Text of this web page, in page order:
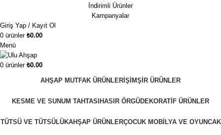
İndirimli Ürünler
Kampanyalar
Giriş Yap / Kayıt Ol
0 ürünler ₺0.00
Menü
0 ürünler ₺0.00
AHŞAP MUTFAK ÜRÜNLERI ŞIMŞIR ÜRÜNLER
KESME VE SUNUM TAHTASI HASIR ÖRGÜDEKORATIF ÜRÜNLER
TÜTSÜ VE TÜTSÜLÜKAHŞAP ÜRÜNLERÇOCUK MOBILYA VE OYUNCAK